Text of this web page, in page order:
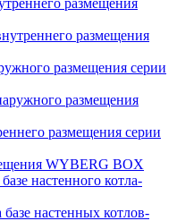
размещения
размещения
размещения серии
размещения
размещения серии
WYBERG BOX
настенного котла-
настенных котлов-